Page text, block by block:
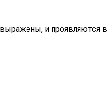
и проявляются в